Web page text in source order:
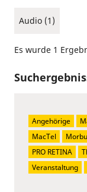
Audio (1)
Es wurde 1
Angehörige
MacTel
PRO RETINA
Veranstaltung